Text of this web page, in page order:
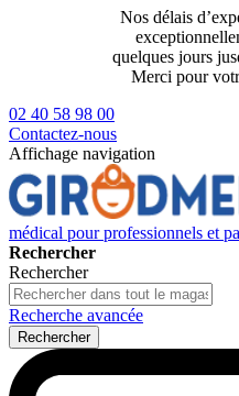
Nos délais
quelques jours
Merci pour
02 40 58 98 00
Contactez-nous
Affichage navigation
médical pour professionnels et
Rechercher
Rechercher
Recherche avancée
Rechercher